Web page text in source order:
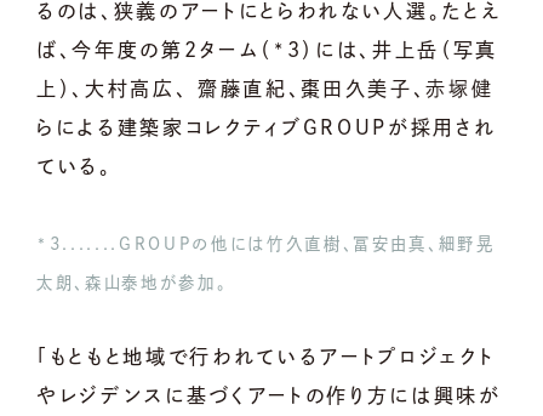
るのは、狭義のアートにとらわれない人選。たとえ
ば、今年度の第2ターム（*3）には、井上岳（写真
上）、大村高広、 齋藤直紀、棗田久美子、赤塚健
らによる建築家コレクティブGROUPが採用され
ている。
*3.......GROUPの他には竹久直樹、冨安由真、細野晃
太朗、森山泰地が参加。
「もともと地域で行われているアートプロジェクト
やレジデンスに基づくアートの作り方には興味が